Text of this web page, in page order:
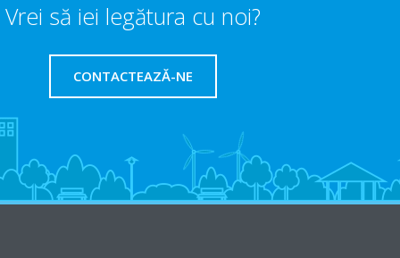
Vrei să iei legătura cu noi?
CONTACTEAZĂ-NE